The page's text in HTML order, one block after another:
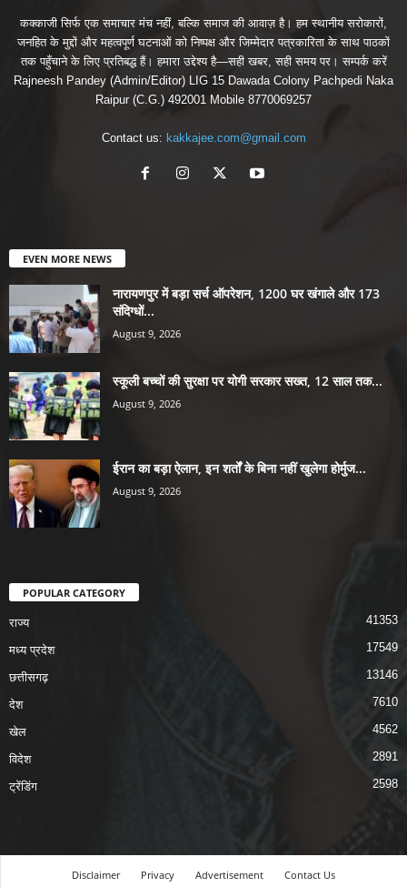
कक्काजी सिर्फ एक समाचार मंच नहीं, बल्कि समाज की आवाज़ है। हम स्थानीय सरोकारों,
जनहित के मुद्दों और महत्वपूर्ण घटनाओं को निष्पक्ष और जिम्मेदार पत्रकारिता के साथ पाठकों
तक पहुँचाने के लिए प्रतिबद्ध हैं। हमारा उद्देश्य है—सही खबर, सही समय पर। सम्पर्क करें
Rajneesh Pandey (Admin/Editor) LIG 15 Dawada Colony Pachpedi Naka
Raipur (C.G.) 492001 Mobile 8770069257
Contact us: kakkajee.com@gmail.com
EVEN MORE NEWS
नारायणपुर में बड़ा सर्च ऑपरेशन, 1200 घर खंगाले और 173
संदिग्धों...
August 9, 2026
स्कूली बच्चों की सुरक्षा पर योगी सरकार सख्त, 12 साल तक...
August 9, 2026
ईरान का बड़ा ऐलान, इन शर्तों के बिना नहीं खुलेगा होर्मुज...
August 9, 2026
POPULAR CATEGORY
राज्य 41353
मध्य प्रदेश 17549
छत्तीसगढ़ 13146
देश 7610
खेल 4562
विदेश 2891
ट्रेंडिंग 2598
Disclaimer Privacy Advertisement Contact Us